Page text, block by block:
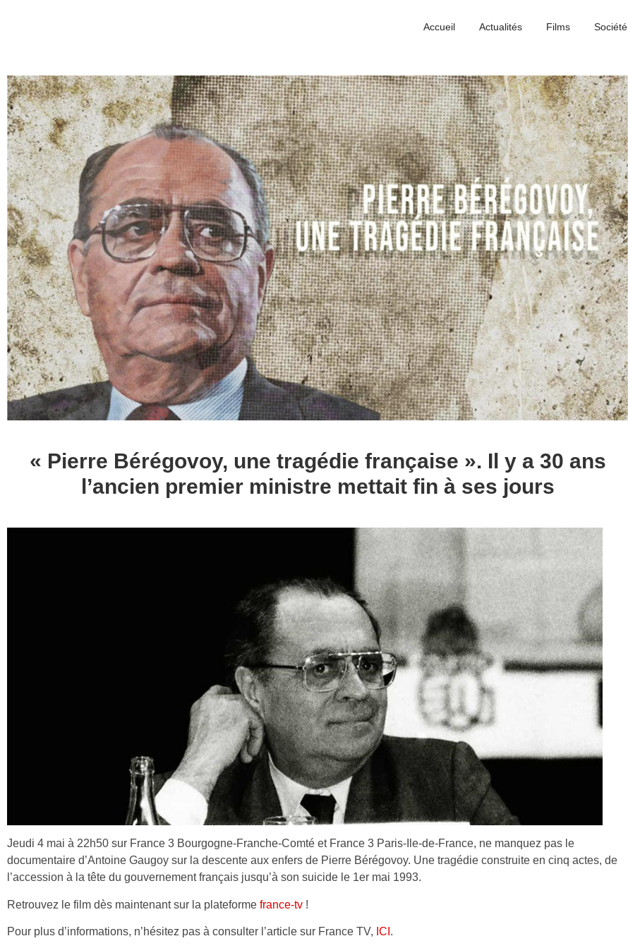
Accueil Actualités Films Société
« Pierre Bérégovoy, une tragédie française ». Il y a 30 ans
l’ancien premier ministre mettait fin à ses jours
Jeudi 4 mai à 22h50 sur France 3 Bourgogne-Franche-Comté et France 3 Paris-Ile-de-France, ne manquez pas le
documentaire d’Antoine Gaugoy sur la descente aux enfers de Pierre Bérégovoy. Une tragédie construite en cinq actes, de
l’accession à la tête du gouvernement français jusqu’à son suicide le 1er mai 1993.
Retrouvez le film dès maintenant sur la plateforme france-tv !
Pour plus d’informations, n’hésitez pas à consulter l’article sur France TV, ICI .